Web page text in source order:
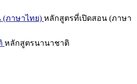
(ภาษาไทย) หลักสูตรที่เปิดสอน (ภาษา
หลักสูตรนานาชาติ